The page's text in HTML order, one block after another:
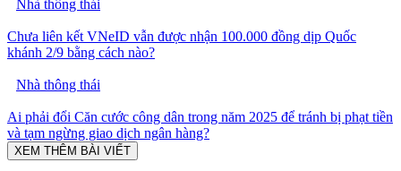
Nhà thông thái
Chưa liên kết VNeID vẫn được nhận 100.000 đồng dịp Quốc
khánh 2/9 bằng cách nào?
Nhà thông thái
Ai phải đổi Căn cước công dân trong năm 2025 để tránh bị phạt tiền
và tạm ngừng giao dịch ngân hàng?
XEM THÊM BÀI VIẾT